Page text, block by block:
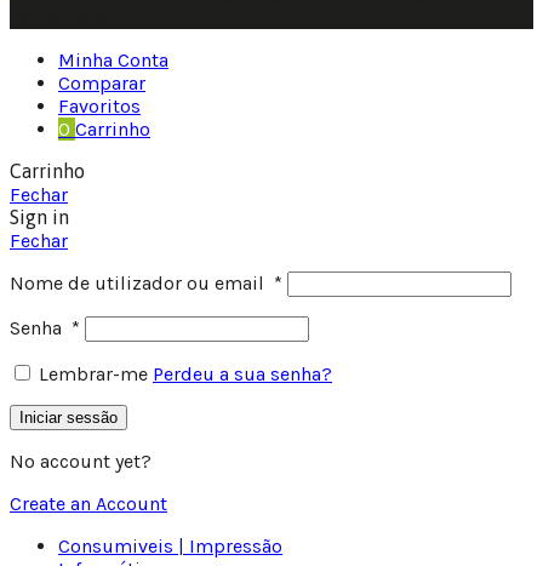
Minha Conta
Comparar
Favoritos
0 Carrinho
Carrinho
Fechar
Sign in
Fechar
Nome de utilizador ou email *
Senha *
Lembrar-me Perdeu a sua senha?
Iniciar sessão
No account yet?
Create an Account
Consumiveis | Impressão